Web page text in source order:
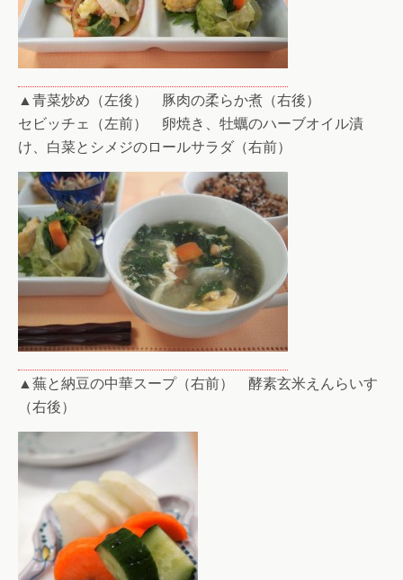
▲青菜炒め（左後） 豚肉の柔らか煮（右後）
セビッチェ（左前） 卵焼き、牡蠣のハーブオイル漬
け、白菜とシメジのロールサラダ（右前）
▲蕪と納豆の中華スープ（右前） 酵素玄米えんらいす
（右後）